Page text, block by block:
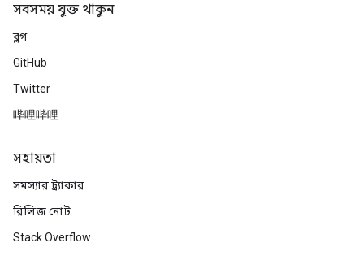
সবসময় যুক্ত থাকুন
ব্লগ
GitHub
Twitter
哔哩哔哩
সহায়তা
সমস্যার ট্র্যাকার
রিলিজ নোট
Stack Overflow